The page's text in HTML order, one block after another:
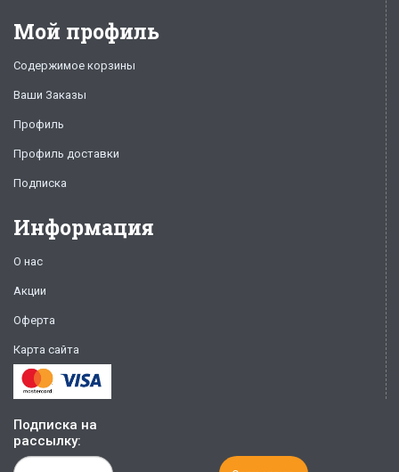
Мой профиль
Содержимое корзины
Ваши Заказы
Профиль
Профиль доставки
Подписка
Информация
О нас
Акции
Оферта
Карта сайта
Подписка на
рассылку: